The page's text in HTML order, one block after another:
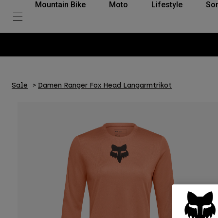
Mountain Bike Moto Lifestyle
Sale Damen Ranger Fox Head Langarmtrikot